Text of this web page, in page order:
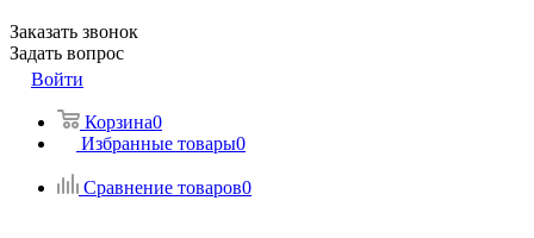
Заказать звонок
Задать вопрос
Войти
Корзина0
Избранные товары0
Сравнение товаров0